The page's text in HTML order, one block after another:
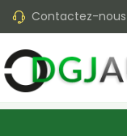
Contactez-nous